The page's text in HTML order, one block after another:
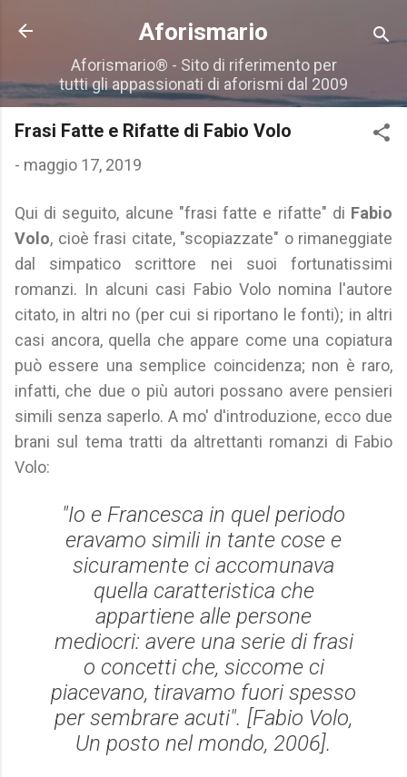
Passa ai contenuti principali
Aforismario
Aforismario® - Sito di riferimento per
tutti gli appassionati di aforismi dal 2009
Frasi Fatte e Rifatte di Fabio Volo
- maggio 17, 2019
Qui di seguito, alcune "frasi fatte e rifatte" di Fabio
Volo, cioè frasi citate, "scopiazzate" o rimaneggiate
dal simpatico scrittore nei suoi fortunatissimi
romanzi. In alcuni casi Fabio Volo nomina l'autore
citato, in altri no (per cui si riportano le fonti); in altri
casi ancora, quella che appare come una copiatura
può essere una semplice coincidenza; non è raro,
infatti, che due o più autori possano avere pensieri
simili senza saperlo. A mo' d'introduzione, ecco due
brani sul tema tratti da altrettanti romanzi di Fabio
Volo:
"Io e Francesca in quel periodo
eravamo simili in tante cose e
sicuramente ci accomunava
quella caratteristica che
appartiene alle persone
mediocri: avere una serie di frasi
o concetti che, siccome ci
piacevano, tiravamo fuori spesso
per sembrare acuti". [Fabio Volo,
Un posto nel mondo, 2006].